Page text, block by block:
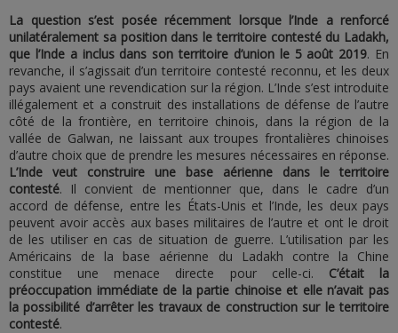
La question s’est posée récemment lorsque l’Inde a renforcé
unilatéralement sa position dans le territoire contesté du Ladakh,
que l’Inde a inclus dans son territoire d’union le 5 août 2019. En
revanche, il s’agissait d’un territoire contesté reconnu, et les deux
pays avaient une revendication sur la région. L’Inde s’est introduite
illégalement et a construit des installations de défense de l’autre
côté de la frontière, en territoire chinois, dans la région de la
vallée de Galwan, ne laissant aux troupes frontalières chinoises
d’autre choix que de prendre les mesures nécessaires en réponse.
L’Inde veut construire une base aérienne dans le territoire
contesté. Il convient de mentionner que, dans le cadre d’un
accord de défense, entre les États-Unis et l’Inde, les deux pays
peuvent avoir accès aux bases militaires de l’autre et ont le droit
de les utiliser en cas de situation de guerre. L’utilisation par les
Américains de la base aérienne du Ladakh contre la Chine
constitue une menace directe pour celle-ci. C’était la
préoccupation immédiate de la partie chinoise et elle n’avait pas
la possibilité d’arrêter les travaux de construction sur le territoire
contesté.